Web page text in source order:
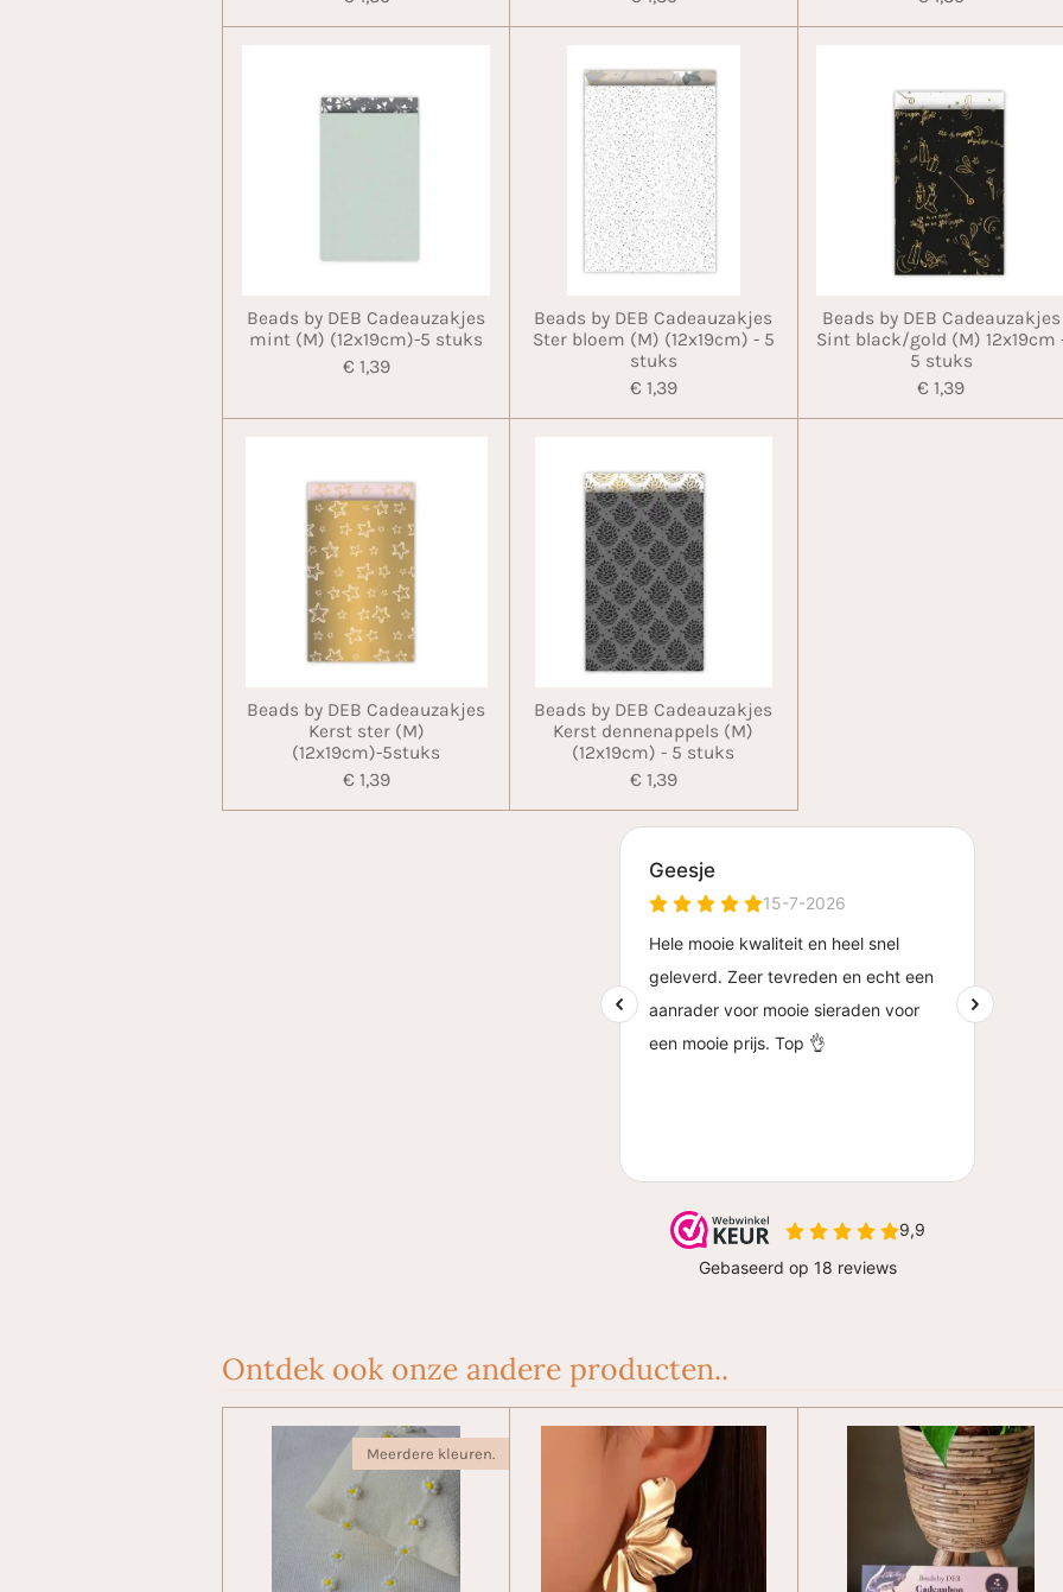
Beads by DEB Cadeauzakjes
mint (M) (12x19cm)-5 stuks
€ 1,39
Beads by DEB Cadeauzakjes
Ster bloem (M) (12x19cm) - 5
stuks
€ 1,39
Beads by DEB Cadeauzakjes
Sint black/gold (M) 12x19cm
5 stuks
€ 1,39
Beads by DEB Cadeauzakjes
Kerst ster (M)
(12x19cm)-5stuks
€ 1,39
Beads by DEB Cadeauzakjes
Kerst dennenappels (M)
(12x19cm) - 5 stuks
€ 1,39
Ontdek ook onze andere producten..
Meerdere kleuren.